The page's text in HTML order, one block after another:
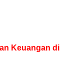
Keuangan di